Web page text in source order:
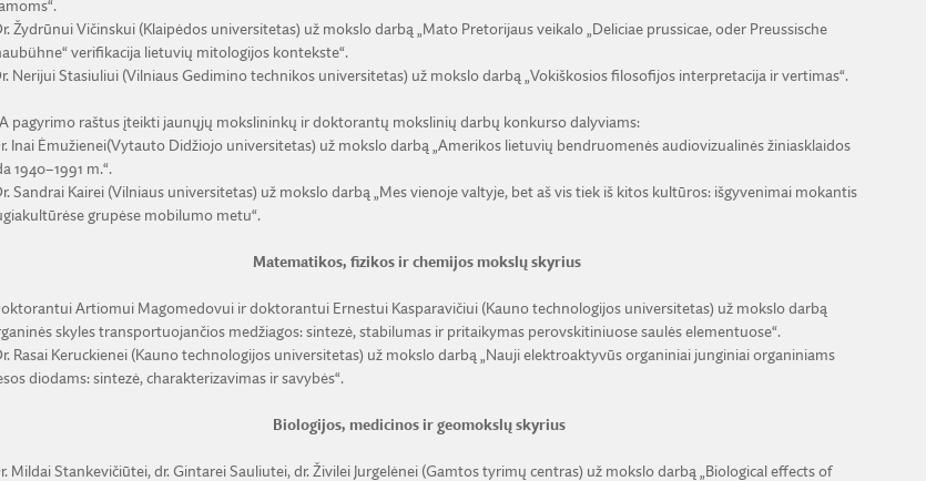
Žydrūnui Vičinskui (Klaipėdos universitetas) už mokslo darbą „Mato Pretorijaus veikalo „Deliciae prussicae, oder Preussische
verifikacija lietuvių mitologijos kontekste“.
Nerijui Stasiuliui (Vilniaus Gedimino technikos universitetas) už mokslo darbą „Vokiškosios filosofijos interpretacija ir vertimas“.
pagyrimo raštus įteikti jaunųjų mokslininkų ir doktorantų mokslinių darbų konkurso dalyviams:
Inai Ėmužienei(Vytauto Didžiojo universitetas) už mokslo darbą „Amerikos lietuvių bendruomenės audiovizualinės žiniasklaidos
1940–1991 m.“.
Sandrai Kairei (Vilniaus universitetas) už mokslo darbą „Mes vienoje valtyje, bet aš vis tiek iš kitos kultūros: išgyvenimai mokantis
grupėse mobilumo metu“.
Matematikos, fizikos ir chemijos mokslų skyrius
Artiomui Magomedovui ir doktorantui Ernestui Kasparavičiui (Kauno technologijos universitetas) už mokslo darbą
skyles transportuojančios medžiagos: sintezė, stabilumas ir pritaikymas perovskitiniuose saulės elementuose“.
Rasai Keruckienei (Kauno technologijos universitetas) už mokslo darbą „Nauji elektroaktyvūs organiniai junginiai organiniams
diodams: sintezė, charakterizavimas ir savybės“.
Biologijos, medicinos ir geomokslų skyrius
Mildai Stankevičiūtei, dr. Gintarei Sauliutei, dr. Živilei Jurgelėnei (Gamtos tyrimų centras) už mokslo darbą „Biological effects of